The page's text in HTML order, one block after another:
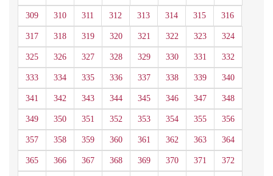
309 310 311 312 313 314 315 316
317 318 319 320 321 322 323 324
325 326 327 328 329 330 331 332
333 334 335 336 337 338 339 340
341 342 343 344 345 346 347 348
349 350 351 352 353 354 355 356
357 358 359 360 361 362 363 364
365 366 367 368 369 370 371 372